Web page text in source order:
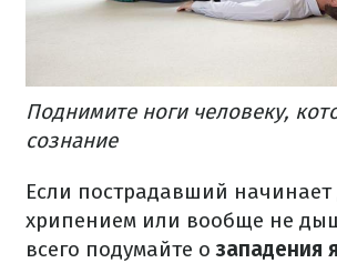
Поднимите ноги человеку,
сознание
Если пострадавший
хрипением или вообще не
всего подумайте озападения